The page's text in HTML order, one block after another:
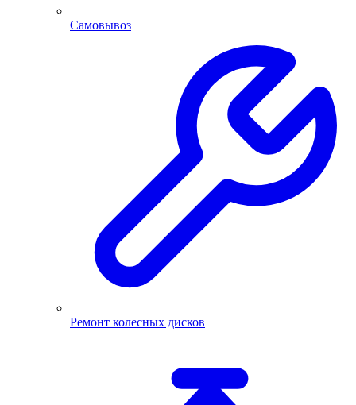
Самовывоз
Ремонт колесных дисков